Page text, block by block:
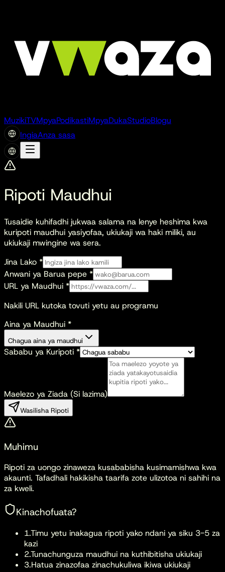
MuzikiTVMpyaPodikastiMpyaDukaStudioBlogu
IngiaAnza sasa
Ripoti Maudhui
Tusaidie kuhifadhi jukwaa salama na lenye heshima kwa
kuripoti maudhui yasiyofaa, ukiukaji wa haki miliki, au
ukiukaji mwingine wa sera.
Jina Lako *
Anwani ya Barua pepe *
URL ya Maudhui *
Nakili URL kutoka tovuti yetu au programu
Aina ya Maudhui *
Chagua aina ya maudhui
Sababu ya Kuripoti *
Maelezo ya Ziada (Si lazima)
Wasilisha Ripoti
Muhimu
Ripoti za uongo zinaweza kusababisha kusimamishwa kwa
akaunti. Tafadhali hakikisha taarifa zote ulizotoa ni sahihi na
za kweli.
Kinachofuata?
1.Timu yetu inakagua ripoti yako ndani ya siku 3-5 za
kazi
2.Tunachunguza maudhui na kuthibitisha ukiukaji
3.Hatua zinazofaa zinachukuliwa ikiwa ukiukaji